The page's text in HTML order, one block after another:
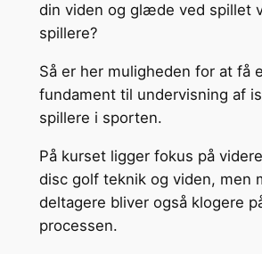
din viden og glæde ved spillet
spillere?
Så er her muligheden for at få
fundament til undervisning af
spillere i sporten.
På kurset ligger fokus på
disc golf teknik og viden, men
deltagere bliver også klogere
processen.